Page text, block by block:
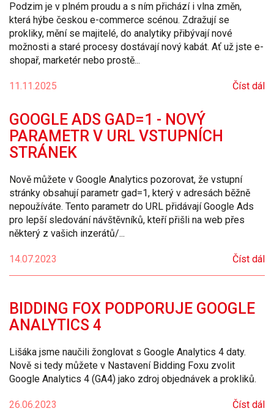
Podzim je v plném proudu a s ním přichází i vlna změn,
která hýbe českou e-commerce scénou. Zdražují se
prokliky, mění se majitelé, do analytiky přibývají nové
možnosti a staré procesy dostávají nový kabát. Ať už jste e-
shopař, marketér nebo prostě...
11.11.2025 Číst dál
GOOGLE ADS GAD=1 - NOVÝ
PARAMETR V URL VSTUPNÍCH
STRÁNEK
Nově můžete v Google Analytics pozorovat, že vstupní
stránky obsahují parametr gad=1, který v adresách běžně
nepoužíváte. Tento parametr do URL přidávají Google Ads
pro lepší sledování návštěvníků, kteří přišli na web přes
některý z vašich inzerátů/...
14.07.2023 Číst dál
BIDDING FOX PODPORUJE GOOGLE
ANALYTICS 4
Lišáka jsme naučili žonglovat s Google Analytics 4 daty.
Nově si tedy můžete v Nastavení Bidding Foxu zvolit
Google Analytics 4 (GA4) jako zdroj objednávek a prokliků.
26.06.2023 Číst dál